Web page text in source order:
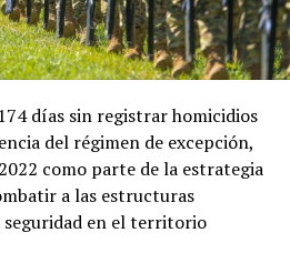
días sin registrar homicidios
del régimen de excepción,
como parte de la estrategia
a las estructuras
en el territorio